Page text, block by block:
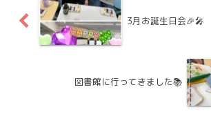
3月お誕生日会🎉🎤
図書館に行ってきました📚